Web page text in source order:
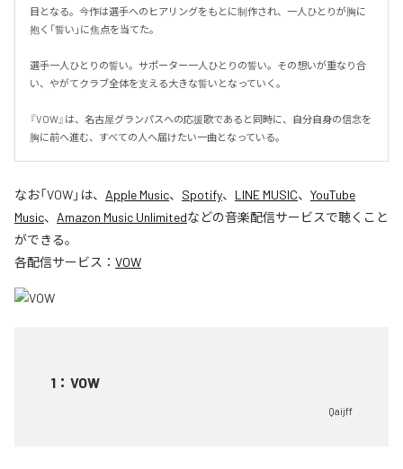
目となる。今作は選手へのヒアリングをもとに制作され、一人ひとりが胸に
抱く「誓い」に焦点を当てた。
選手一人ひとりの誓い。サポーター一人ひとりの誓い。その想いが重なり合
い、やがてクラブ全体を支える大きな誓いとなっていく。
『VOW』は、名古屋グランパスへの応援歌であると同時に、自分自身の信念を
胸に前へ進む、すべての人へ届けたい一曲となっている。
なお「VOW」は、 Apple Music、 Spotify、 LINE MUSIC、 YouTube
Music、 Amazon Music Unlimitedなどの音楽配信サービスで聴くこと
ができる。
各配信サービス： VOW
1 ： VOW
Qaijff